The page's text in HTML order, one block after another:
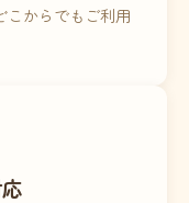
こからでもご利用